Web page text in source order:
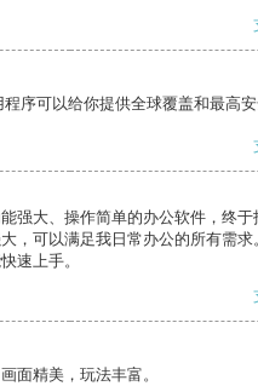
序可以给你提供全球覆盖和最高安
强大、操作简单的办公软件，终于
，可以满足我日常办公的所有需求
速上手。
面精美，玩法丰富。